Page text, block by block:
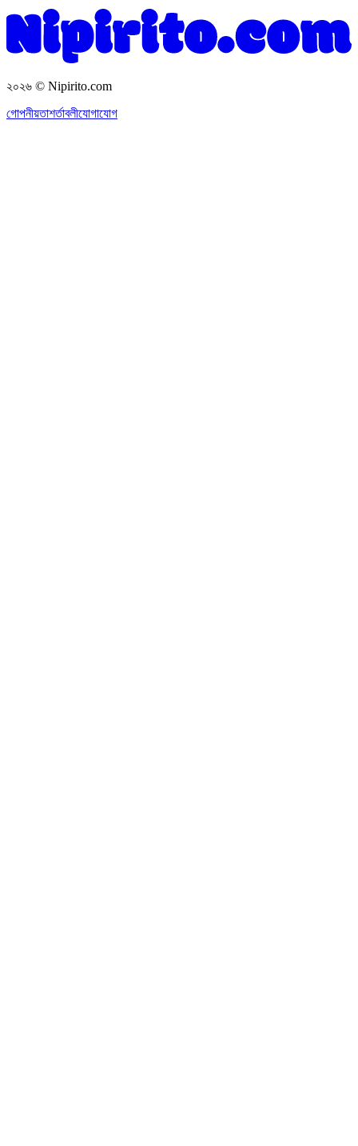
২০২৬ © Nipirito.com
গোপনীয়তাশর্তাবলীযোগাযোগ